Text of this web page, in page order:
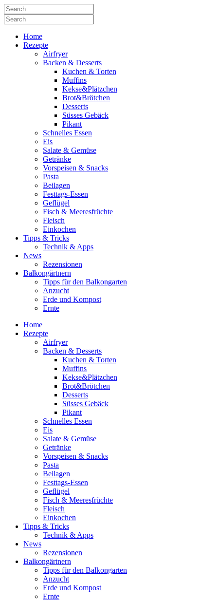
Home
Rezepte
Airfryer
Backen & Desserts
Kuchen & Torten
Muffins
Kekse&Plätzchen
Brot&Brötchen
Desserts
Süsses Gebäck
Pikant
Schnelles Essen
Eis
Salate & Gemüse
Getränke
Vorspeisen & Snacks
Pasta
Beilagen
Festtags-Essen
Geflügel
Fisch & Meeresfrüchte
Fleisch
Einkochen
Tipps & Tricks
Technik & Apps
News
Rezensionen
Balkongärtnern
Tipps für den Balkongarten
Anzucht
Erde und Kompost
Ernte
Home
Rezepte
Airfryer
Backen & Desserts
Kuchen & Torten
Muffins
Kekse&Plätzchen
Brot&Brötchen
Desserts
Süsses Gebäck
Pikant
Schnelles Essen
Eis
Salate & Gemüse
Getränke
Vorspeisen & Snacks
Pasta
Beilagen
Festtags-Essen
Geflügel
Fisch & Meeresfrüchte
Fleisch
Einkochen
Tipps & Tricks
Technik & Apps
News
Rezensionen
Balkongärtnern
Tipps für den Balkongarten
Anzucht
Erde und Kompost
Ernte